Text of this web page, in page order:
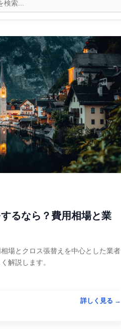
るなら？費用相場と業
場とクロス張替えを中心とした業者
解説します。
詳しく見る →